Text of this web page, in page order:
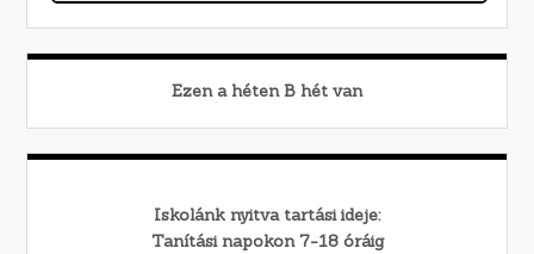
Ezen a héten B hét van
Iskolánk nyitva tartási ideje:
Tanítási napokon 7-18 óráig